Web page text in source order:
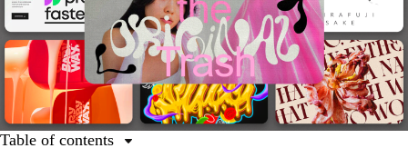
Table of contents